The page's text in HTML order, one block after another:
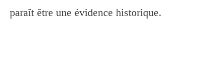
paraît être une évidence historique.